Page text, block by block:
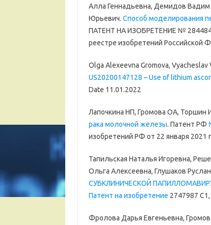
Алла Геннадьевна, Демидов Вадим
Юрьевич. Способ моделирования
ПАТЕНТ НА ИЗОБРЕТЕНИЕ №
реестре изобретений Российской
Olga Alexeevna Gromova,
US20200147128 – Use of lithium
Date 11.01.2022
Лапочкина НП, Громова ОА,
рака молочной железы. Патент РФ
изобретений РФ от 22 января 2021 г
Тапильская Наталья Игоревна,
Ольга Алексеевна, Глушаков
СУБКЛИНИЧЕСКОЙ
Патент на изобретение 2747987
Фролова Дарья Евгеньевна,